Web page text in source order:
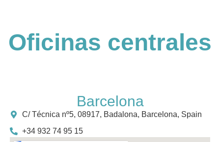
Oficinas centrales
Barcelona
C/ Técnica nº5, 08917, Badalona, Barcelona, Spain
+34 932 74 95 15